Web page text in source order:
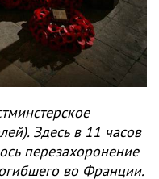
Здесь в 11 часов
перезахоронение
во Франции.